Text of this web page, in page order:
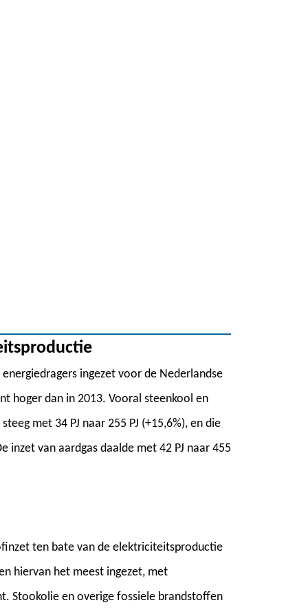
ingezet voor de Nederlandse
hoger dan in 2013. Vooral steenkool en
met 34 PJ naar 255 PJ (+15,6%), en die
inzet van aardgas daalde met 42 PJ naar 455
ten bate van de elektriciteitsproductie
hiervan het meest ingezet, met
Stookolie en overige fossiele brandstoffen